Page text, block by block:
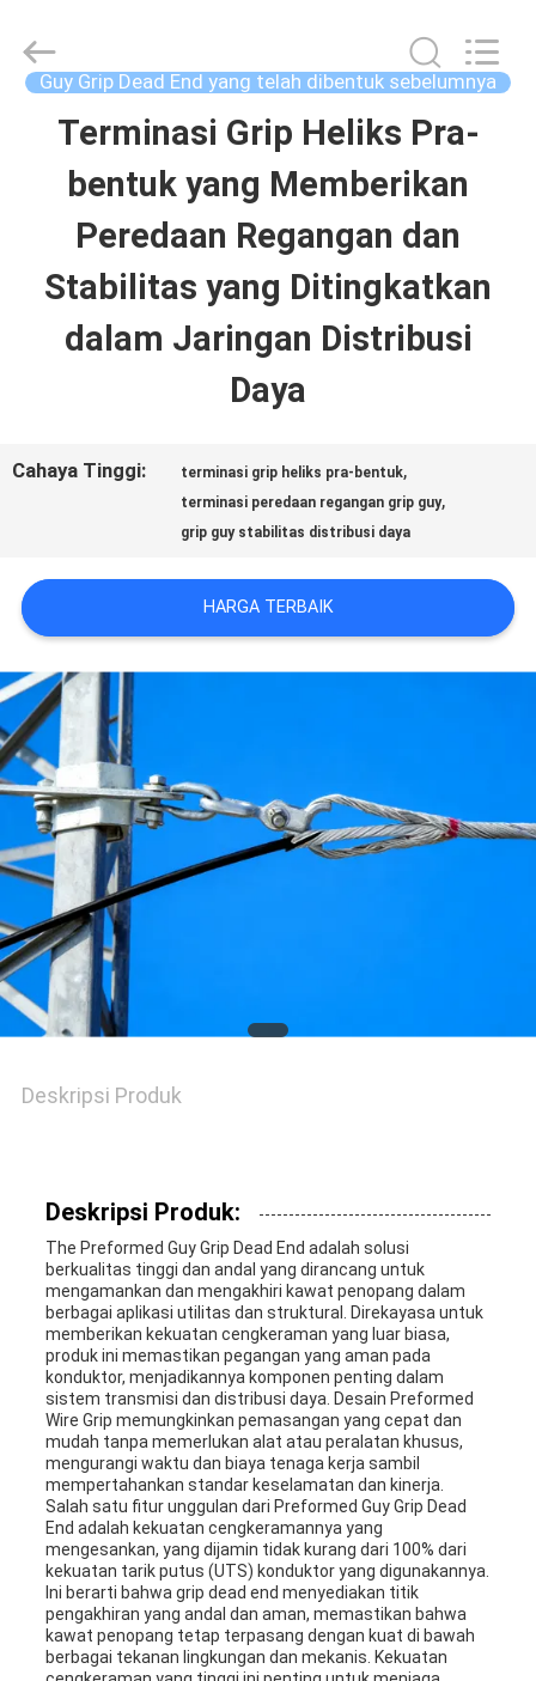
RUMAH
PRODUK
TENTANG
KITA
KONTROL
KUALITAS
HUBUNGI
KAMI
QUOTE
REQUEST
SUATU
VR
PRIVACY
POLICY
Helical
ProductsGuy Grip Dead End yang telah dibentuk sebelumnya
Terminasi Grip Heliks Pra-
bentuk yang Memberikan
Peredaan Regangan dan
Stabilitas yang Ditingkatkan
dalam Jaringan Distribusi
Daya
Cahaya Tinggi: terminasi grip heliks pra-bentuk,
terminasi peredaan regangan grip guy,
grip guy stabilitas distribusi daya
HARGA TERBAIK
Deskripsi Produk
Deskripsi Produk:
The Preformed Guy Grip Dead End adalah solusi
berkualitas tinggi dan andal yang dirancang untuk
mengamankan dan mengakhiri kawat penopang dalam
berbagai aplikasi utilitas dan struktural. Direkayasa untuk
memberikan kekuatan cengkeraman yang luar biasa,
produk ini memastikan pegangan yang aman pada
konduktor, menjadikannya komponen penting dalam
sistem transmisi dan distribusi daya. Desain Preformed
Wire Grip memungkinkan pemasangan yang cepat dan
mudah tanpa memerlukan alat atau peralatan khusus,
mengurangi waktu dan biaya tenaga kerja sambil
mempertahankan standar keselamatan dan kinerja.
Salah satu fitur unggulan dari Preformed Guy Grip Dead
End adalah kekuatan cengkeramannya yang
mengesankan, yang dijamin tidak kurang dari 100% dari
kekuatan tarik putus (UTS) konduktor yang digunakannya.
Ini berarti bahwa grip dead end menyediakan titik
pengakhiran yang andal dan aman, memastikan bahwa
kawat penopang tetap terpasang dengan kuat di bawah
berbagai tekanan lingkungan dan mekanis. Kekuatan